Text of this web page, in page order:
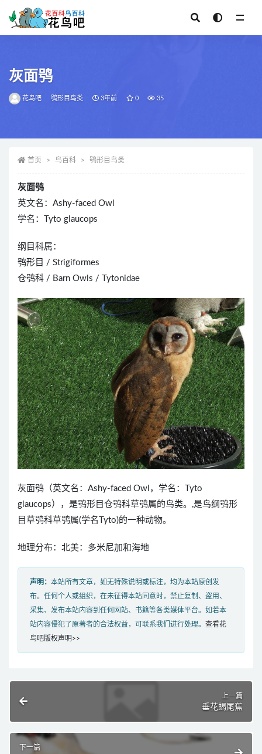
灰面鸮
花鸟吧 鸮形目鸟类 3年前 0 35
首页 鸟百科 鸮形目鸟类
灰面鸮
英文名：Ashy-faced Owl
学名：Tyto glaucops
纲目科属：
鸮形目 / Strigiformes
仓鸮科 / Barn Owls / Tytonidae
灰面鸮（英文名：Ashy-faced Owl，学名：Tyto
glaucops），是鸮形目仓鸮科草鸮属的鸟类。,是鸟纲鸮形
目草鸮科草鸮属(学名Tyto)的一种动物。
地理分布：北美：多米尼加和海地
声明： 本站所有文章，如无特殊说明或标注，均为本站原创发
布。任何个人或组织，在未征得本站同意时，禁止复制、盗用、
采集、发布本站内容到任何网站、书籍等各类媒体平台。如若本
站内容侵犯了原著者的合法权益，可联系我们进行处理。 查看花
鸟吧版权声明>>
上一篇
垂花蝎尾蕉
下一篇